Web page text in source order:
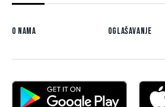
O nama Oglašavanje